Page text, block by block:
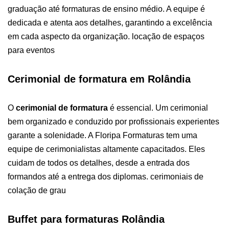
graduação até formaturas de ensino médio. A equipe é
dedicada e atenta aos detalhes, garantindo a excelência
em cada aspecto da organização. locação de espaços
para eventos
Cerimonial de formatura em Rolândia
O cerimonial de formatura é essencial. Um cerimonial
bem organizado e conduzido por profissionais experientes
garante a solenidade. A Floripa Formaturas tem uma
equipe de cerimonialistas altamente capacitados. Eles
cuidam de todos os detalhes, desde a entrada dos
formandos até a entrega dos diplomas. cerimoniais de
colação de grau
Buffet para formaturas Rolândia